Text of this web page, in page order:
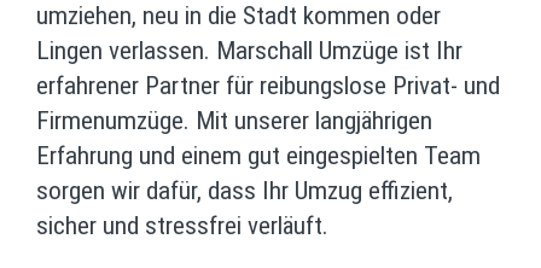
umziehen, neu in die Stadt kommen oder
Lingen verlassen. Marschall Umzüge ist Ihr
erfahrener Partner für reibungslose Privat- und
Firmenumzüge. Mit unserer langjährigen
Erfahrung und einem gut eingespielten Team
sorgen wir dafür, dass Ihr Umzug effizient,
sicher und stressfrei verläuft.